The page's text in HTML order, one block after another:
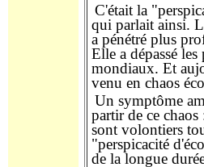
C'était la
qui parlait ainsi.
a pénétré plus
Elle a dépasséles
mondiaux. Et
venu en chaos
Un symptôme
partir de ce
sont volontiers
"perspicacité
de la longue